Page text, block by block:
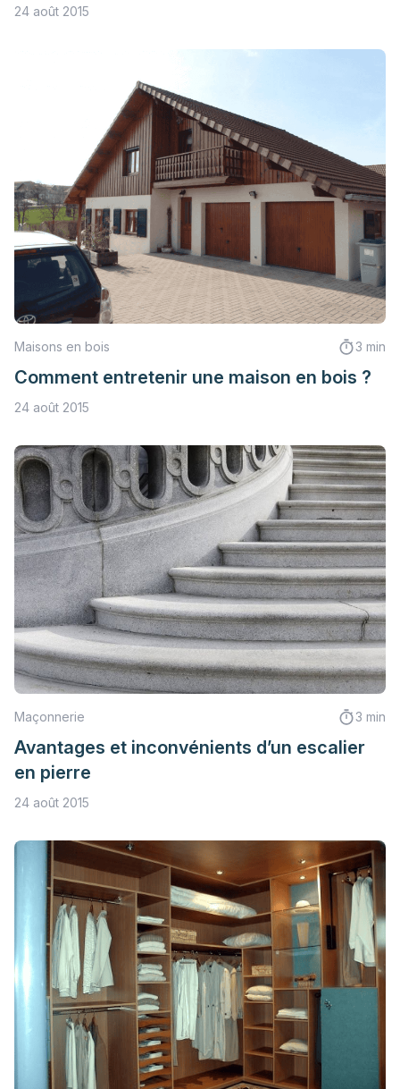
24 août 2015
Maisons en bois 3 min
Comment entretenir une maison en bois ?
24 août 2015
Maçonnerie 3 min
Avantages et inconvénients d’un escalier
en pierre
24 août 2015